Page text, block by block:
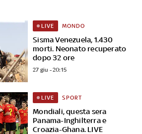
Sisma Venezuela, 1.430
morti. Neonato recuperato
dopo 32 ore
LIVE MONDO
27 giu - 20:15
Mondiali, questa sera
Panama-Inghilterra e
Croazia-Ghana. LIVE
LIVE SPORT